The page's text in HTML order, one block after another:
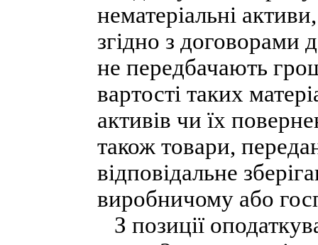
нематеріальні
згідно з договорами
не передбачають
вартості таких
активів чи їх
також товари,
відповідальне
виробничому або
З позиції